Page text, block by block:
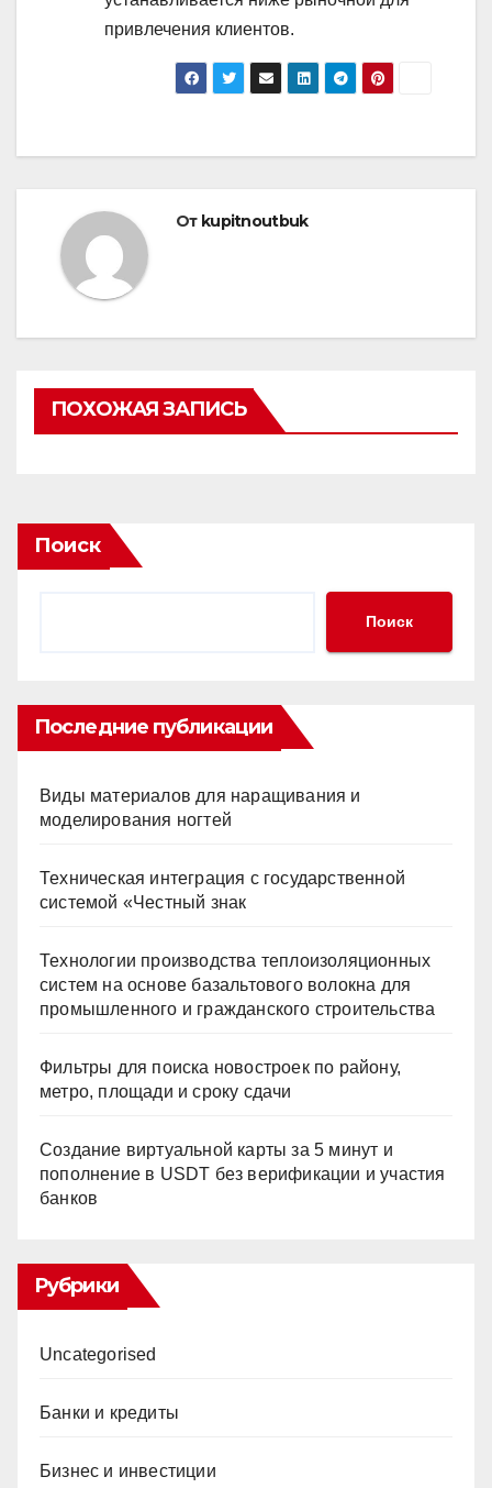
привлечения клиентов.
От kupitnoutbuk
ПОХОЖАЯ ЗАПИСЬ
Поиск
Поиск
Последние публикации
Виды материалов для наращивания и
моделирования ногтей
Техническая интеграция с государственной
системой «Честный знак
Технологии производства теплоизоляционных
систем на основе базальтового волокна для
промышленного и гражданского строительства
Фильтры для поиска новостроек по району,
метро, площади и сроку сдачи
Создание виртуальной карты за 5 минут и
пополнение в USDT без верификации и участия
банков
Рубрики
Uncategorised
Банки и кредиты
Бизнес и инвестиции